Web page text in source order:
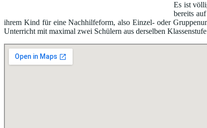
Es ist
bereits
ihrem Kind für eine Nachhilfeform, also Einzel- oder
Unterricht mit maximal zwei Schülern aus derselben